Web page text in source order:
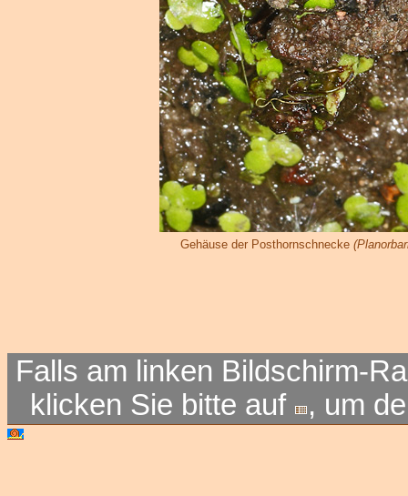
Gehäuse der Posthornschnecke
Falls am linken Bildschirm-
klicken Sie bitte auf
, um